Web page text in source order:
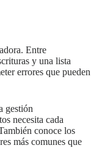
Entre
y una lista
errores que pueden
gestión
necesita cada
conoce los
más comunes que